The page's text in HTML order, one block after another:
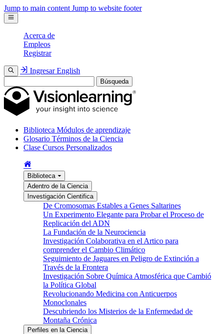
Jump to main content Jump to website footer
Acerca de
Empleos
Registrar
Ingresar English
Búsqueda
Biblioteca Módulos de aprendizaje
Glosario Términos de la Ciencia
Clase Cursos Personalizados
Biblioteca
Adentro de la Ciencia
Investigación Cientifica
De Cromosomas Estables a Genes Saltarines
Un Experimento Elegante para Probar el Proceso de
Replicación del ADN
La Fundación de la Neurociencia
Investigación Colaborativa en el Artico para
comprender el Cambio Climático
Seguimiento de Jaguares en Peligro de Extinción a
Través de la Frontera
Investigación Sobre Química Atmosférica que Cambió
la Política Global
Revolucionando Medicina con Anticuerpos
Monoclonales
Descubriendo los Misterios de la Enfermedad de
Montaña Crónica
Perfiles en la Ciencia